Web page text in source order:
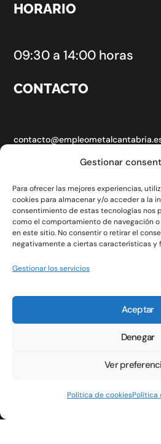
Gestionar
Para ofrecer las mejores experiencias,
cookies para almacenar y/o acceder a la
consentimiento de estas tecnologías nos
como el comportamiento de navegación
en este sitio. No consentir o retirar el
negativamente a ciertas características y
Gestionar los servicios
Aceptar
Denegar
Ver
Política de cookiesPolítica
HORARIO
09:30 a 14:00 horas
CONTACTO
SOBRE LA FERIA DE
POLÍTICA DE COOKIES (UE)